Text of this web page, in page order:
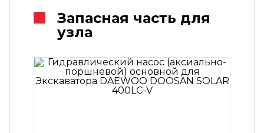
Запасная часть для
узла